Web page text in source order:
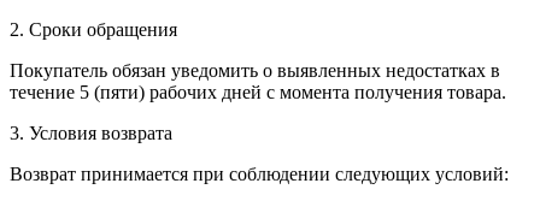
2. Сроки обращения
Покупатель обязан уведомить о выявленных недостатках в
течение 5 (пяти) рабочих дней с момента получения товара.
3. Условия возврата
Возврат принимается при соблюдении следующих условий: